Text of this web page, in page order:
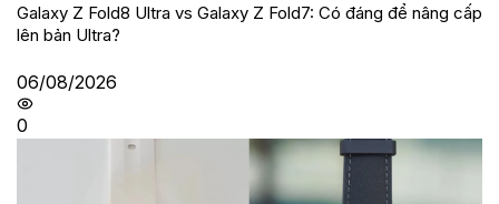
Galaxy Z Fold8 Ultra vs Galaxy Z Fold7: Có đáng để nâng cấp
lên bản Ultra?
06/08/2026
0